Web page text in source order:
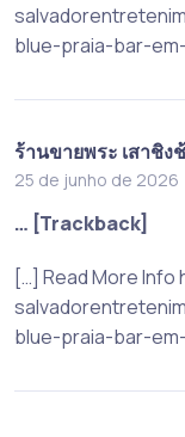
blue-praia-bar-
ร้านขายพระ เสาชิง
25 de junho de 2026
… [Trackback]
[…] Read More
blue-praia-bar-